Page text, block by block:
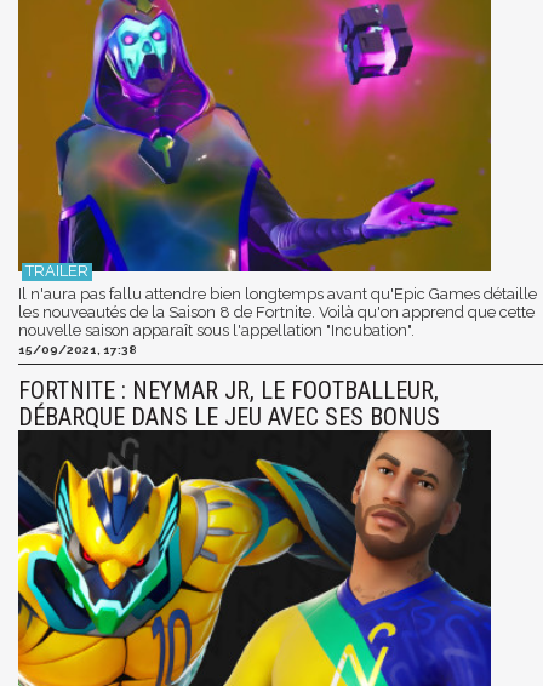
Il n'aura pas fallu attendre bien longtemps avant qu'Epic Games détaille
les nouveautés de la Saison 8 de Fortnite. Voilà qu'on apprend que cette
nouvelle saison apparaît sous l'appellation "Incubation".
15/09/2021, 17:38
FORTNITE : NEYMAR JR, LE FOOTBALLEUR,
DÉBARQUE DANS LE JEU AVEC SES BONUS